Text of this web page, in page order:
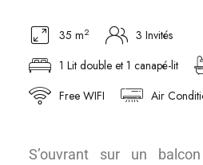
35 m2
3 Invités
1 Lit double et 1 canapé-lit
Free WIFI
Air
S’ouvrant sur un